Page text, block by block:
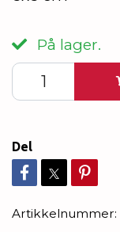
På lager.
Del
Artikkelnummer: